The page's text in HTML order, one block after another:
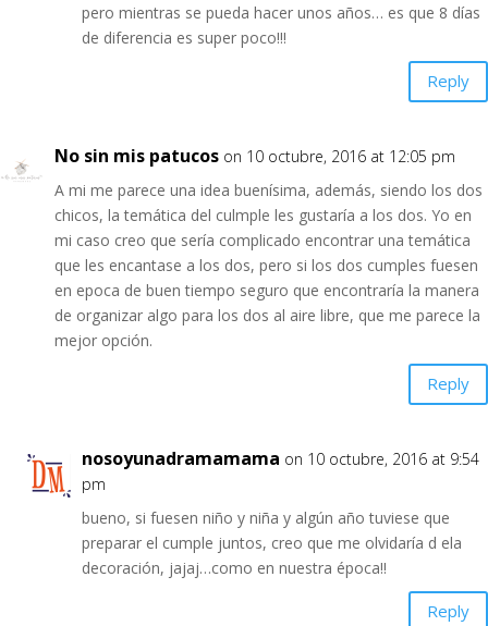
pero mientras se pueda hacer unos años… es que 8 días
de diferencia es super poco!!!
Reply
No sin mis patucos on 10 octubre, 2016 at 12:05 pm
A mi me parece una idea buenísima, además, siendo los dos
chicos, la temática del culmple les gustaría a los dos. Yo en
mi caso creo que sería complicado encontrar una temática
que les encantase a los dos, pero si los dos cumples fuesen
en epoca de buen tiempo seguro que encontraría la manera
de organizar algo para los dos al aire libre, que me parece la
mejor opción.
Reply
nosoyunadramamama on 10 octubre, 2016 at 9:54
pm
bueno, si fuesen niño y niña y algún año tuviese que
preparar el cumple juntos, creo que me olvidaría d ela
decoración, jajaj…como en nuestra época!!
Reply